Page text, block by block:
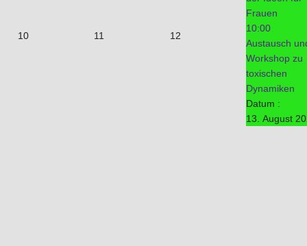
10 11 12
Frauen
10:00
Austausch
Workshop zu
toxischen
Dynamiken
Datum :
13. August